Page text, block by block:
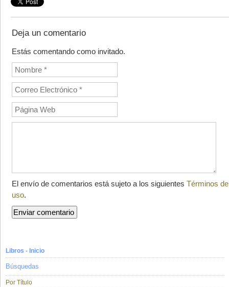
Deja un comentario
Estás comentando como invitado.
El envío de comentarios está sujeto a los siguientes Términos de
uso.
Libros - Inicio
Búsquedas
Por Título